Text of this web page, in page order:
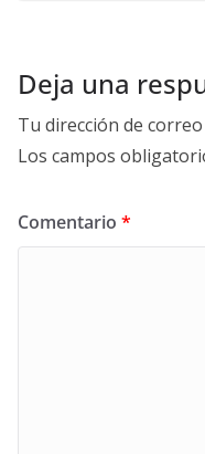
Deja una
Tu dirección de
Los campos
Comentario *